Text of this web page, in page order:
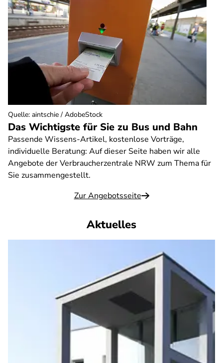
Das Wichtigste für Sie zu Bus und Bahn
Passende Wissens-Artikel, kostenlose Vorträge,
individuelle Beratung: Auf dieser Seite haben wir alle
Angebote der Verbraucherzentrale NRW zum Thema für
Sie zusammengestellt.
Zur Angebotsseite
Quelle: aintschie / AdobeStock
Aktuelles